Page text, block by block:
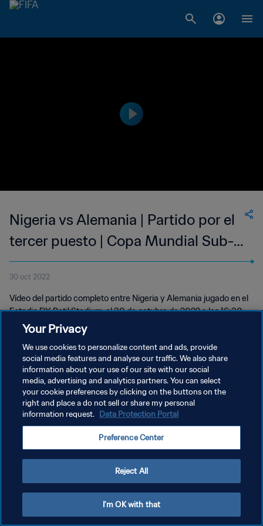
Nigeria vs Alemania | Partido por el
tercer puesto | Copa Mundial Sub-
17 de la FIFA India 2022™ | Partido
Completo
30 oct 2022
Vídeo del partido completo entre Nigeria y Alemania jugado en el
Estadio DY Patil Stadium, el 30 de octubre de 2022 a las 16:30
(hora local).
POLÍTICA DE PRIVACIDAD
TÉRMINOS DE SERVICIO
AJUSTAR LA CONFIGURACIÓN DE LAS COOKIES
Your Privacy
We use cookies to personalize content and ads, provide
social media features and analyse our traffic. We also share
information about your use of our site with our social
media, advertising and analytics partners. You can select
your cookie preferences by clicking on the buttons on the
right and place a do not sell or share my personal
information request. Data Protection Portal
Preference Center
Reject All
I'm OK with that